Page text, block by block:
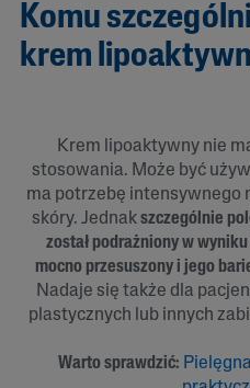
Komu
krem
Krem lipoaktywny nie
stosowania. Może być
ma potrzebę intensywnego
skóry. Jednakszczególnie
został podrażniony w
mocno przesuszony i jego
Nadaje się także dla
plastycznych lub innych
Warto sprawdzić: